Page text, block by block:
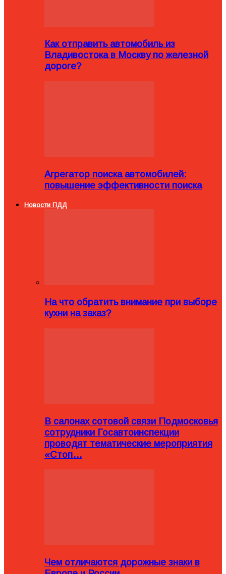
Как отправить автомобиль из
Владивостока в Москву по железной
дороге?
Агрегатор поиска автомобилей:
повышение эффективности поиска
Новости ПДД
На что обратить внимание при выборе
кухни на заказ?
В салонах сотовой связи Подмосковья
сотрудники Госавтоинспекции
проводят тематические мероприятия
«Стоп…
Чем отличаются дорожные знаки в